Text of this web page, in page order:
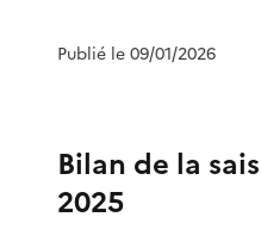
Publié le 09/01/2026
Bilan de la
2025